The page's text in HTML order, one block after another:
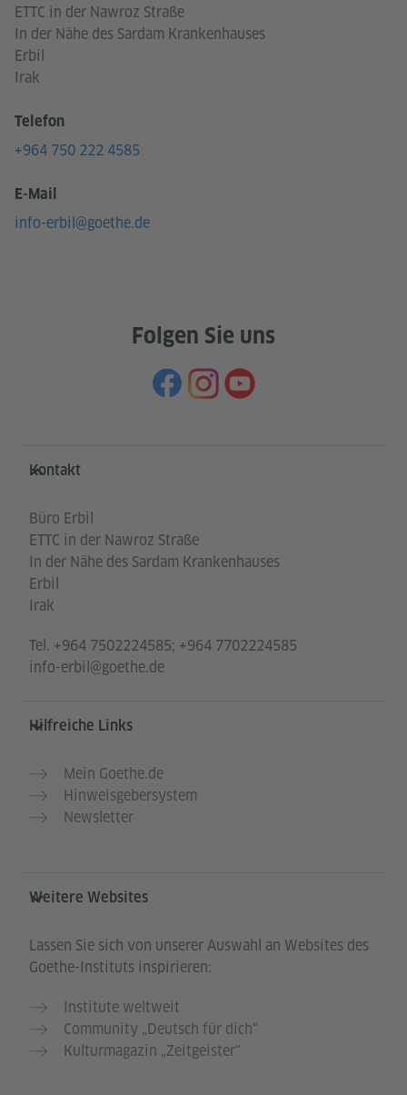
ETTC in der Nawroz Straße
In der Nähe des Sardam Krankenhauses
Erbil
Irak
Telefon
+964 750 222 4585
E-Mail
info-erbil@goethe.de
Folgen Sie uns
Service- und Informationsbereich
Kontakt
Büro Erbil
ETTC in der Nawroz Straße
In der Nähe des Sardam Krankenhauses
Erbil
Irak
Tel. +964 7502224585; +964 7702224585
info-erbil@goethe.de
Hilfreiche Links
Mein Goethe.de
Hinweisgebersystem
Newsletter
Weitere Websites
Lassen Sie sich von unserer Auswahl an Websites des
Goethe-Instituts inspirieren:
Institute weltweit
Community „Deutsch für dich“
Kulturmagazin „Zeitgeister"